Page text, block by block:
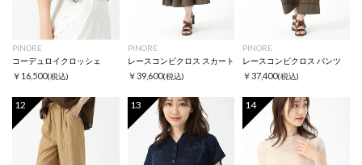
PINORE
コーデュロイクロッシェ
￥16,500(税込)
PINORE
レースコンビクロス スカート
￥39,600(税込)
PINORE
レースコンビクロス パンツ
￥37,400(税込)
12 13 14